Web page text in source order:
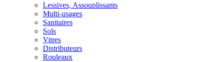
Lessives, Assouplissants
Multi-usages
Sanitaires
Sols
Vitres
Distributeurs
Rouleaux